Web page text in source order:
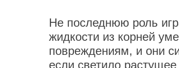
Не последнюю роль
жидкости из корней
повреждениям, и они
если светило